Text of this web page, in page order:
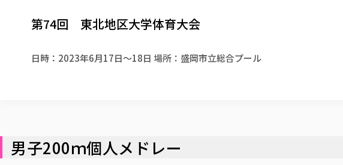
第74回 東北地区大学体育大会
日時：2023年6月17日～18日 場所：盛岡市立総合プール
男子200ｍ個人メドレー